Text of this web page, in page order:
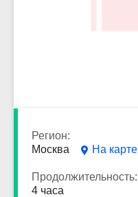
Регион:
Москва
На карте
Продолжительность:
4 часа